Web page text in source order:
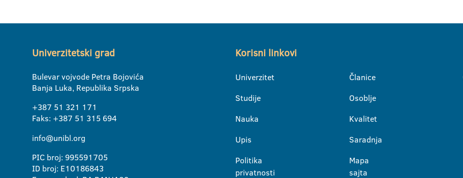
Univerzitetski grad
Bulevar vojvode Petra Bojovića
Banja Luka, Republika Srpska
+387 51 321 171
Faks: +387 51 315 694
info@unibl.org
PIC broj: 995591705
ID broj: E10186843
Korisni linkovi
Univerzitet
Studije
Nauka
Upis
Politika
privatnosti
Članice
Osoblje
Kvalitet
Saradnja
Mapa
sajta